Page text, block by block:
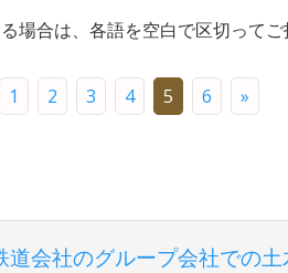
場合は、各語を空白で区切ってご
1 2 3 4 5 6 »
道会社のグループ会社での